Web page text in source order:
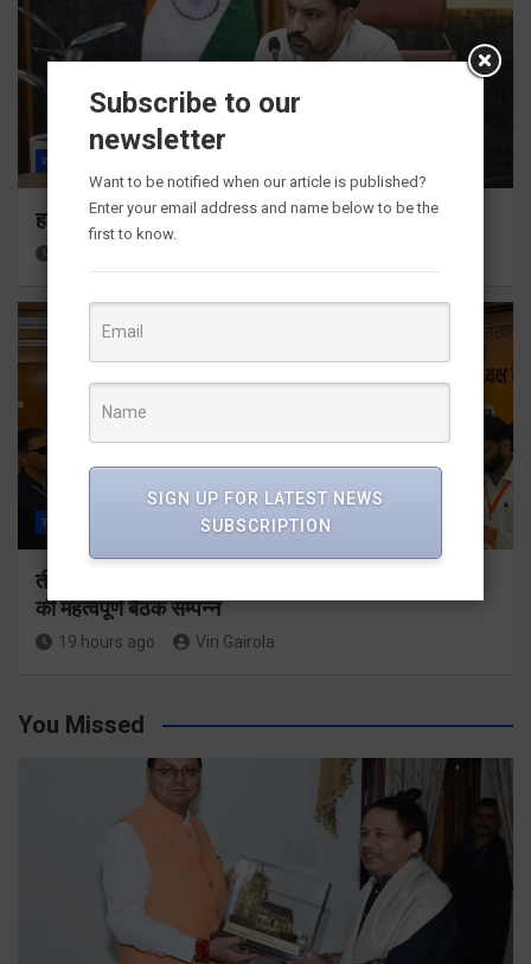
राज्य
हर घर तिरंगा अभियान को जन-जन तक पहुंचाने की तैयारी
राज्य
तीसरी बार सरकार के संकल्प पर भाजपा गढ़वाल मंडल अध्यक्षों
की महत्वपूर्ण बैठक सम्पन्न
19 hours ago Viri Gairola
You Missed
Subscribe to our
newsletter
Want to be notified when our article is published?
Enter your email address and name below to be the
first to know.
SIGN UP FOR LATEST NEWS
SUBSCRIPTION